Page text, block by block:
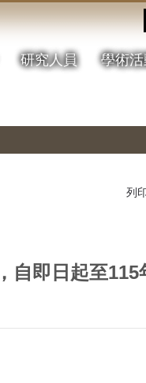
研究人員 學術
列
自即日起至115